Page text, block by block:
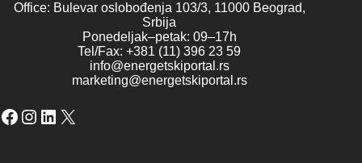
Office: Bulevar oslobođenja 103/3, 11000 Beograd,
Srbija
Ponedeljak–petak: 09–17h
Tel/Fax: +381 (11) 396 23 59
info@energetskiportal.rs
marketing@energetskiportal.rs
Facebook
Instagram
LinkedIn
X